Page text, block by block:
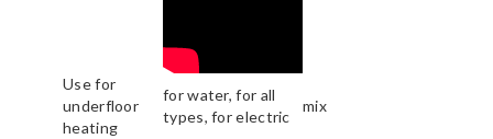
Use for
underfloor
heating
for water, for all
types, for electric
mix